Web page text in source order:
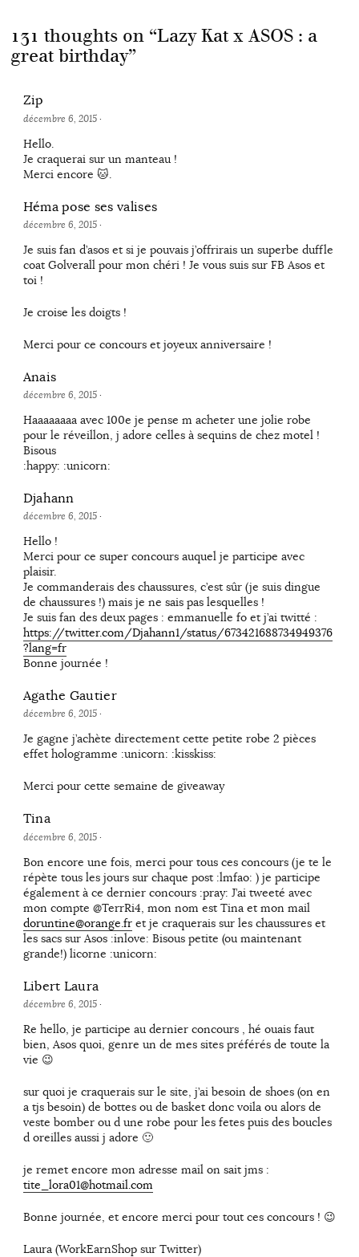
131 thoughts on “Lazy Kat x ASOS : a
great birthday”
Zip
décembre 6, 2015·
Hello.
Je craquerai sur un manteau !
Merci encore 🐱.
Héma pose ses valises
décembre 6, 2015·
Je suis fan d’asos et si je pouvais j’offrirais un superbe duffle
coat Golverall pour mon chéri ! Je vous suis sur FB Asos et
toi !
Je croise les doigts !
Merci pour ce concours et joyeux anniversaire !
Anais
décembre 6, 2015·
Haaaaaaaa avec 100e je pense m acheter une jolie robe
pour le réveillon, j adore celles à sequins de chez motel !
Bisous
:happy: :unicorn:
Djahann
décembre 6, 2015·
Hello !
Merci pour ce super concours auquel je participe avec
plaisir.
Je commanderais des chaussures, c’est sûr (je suis dingue
de chaussures !) mais je ne sais pas lesquelles !
Je suis fan des deux pages : emmanuelle fo et j’ai twitté :
https://twitter.com/Djahann1/status/673421688734949376
?lang=fr
Bonne journée !
Agathe Gautier
décembre 6, 2015·
Je gagne j’achète directement cette petite robe 2 pièces
effet hologramme :unicorn: :kisskiss:
Merci pour cette semaine de giveaway
Tina
décembre 6, 2015·
Bon encore une fois, merci pour tous ces concours (je te le
répète tous les jours sur chaque post :lmfao: ) je participe
également à ce dernier concours :pray: J’ai tweeté avec
mon compte @TerrRi4, mon nom est Tina et mon mail
doruntine@orange.fret je craquerais sur les chaussures et
les sacs sur Asos :inlove: Bisous petite (ou maintenant
grande!) licorne :unicorn:
Libert Laura
décembre 6, 2015·
Re hello, je participe au dernier concours , hé ouais faut
bien, Asos quoi, genre un de mes sites préférés de toute la
vie 😉
sur quoi je craquerais sur le site, j’ai besoin de shoes (on en
a tjs besoin) de bottes ou de basket donc voila ou alors de
veste bomber ou d une robe pour les fetes puis des boucles
d oreilles aussi j adore 🙂
je remet encore mon adresse mail on sait jms :
tite_lora01@hotmail.com
Bonne journée, et encore merci pour tout ces concours ! 😉
Laura (WorkEarnShop sur Twitter)